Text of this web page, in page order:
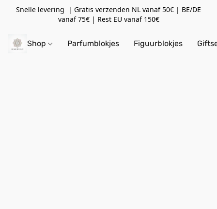
Snelle levering | Gratis verzenden NL vanaf 50€ | BE/DE
vanaf 75€ | Rest EU vanaf 150€
Shop Parfumblokjes Figuurblokjes